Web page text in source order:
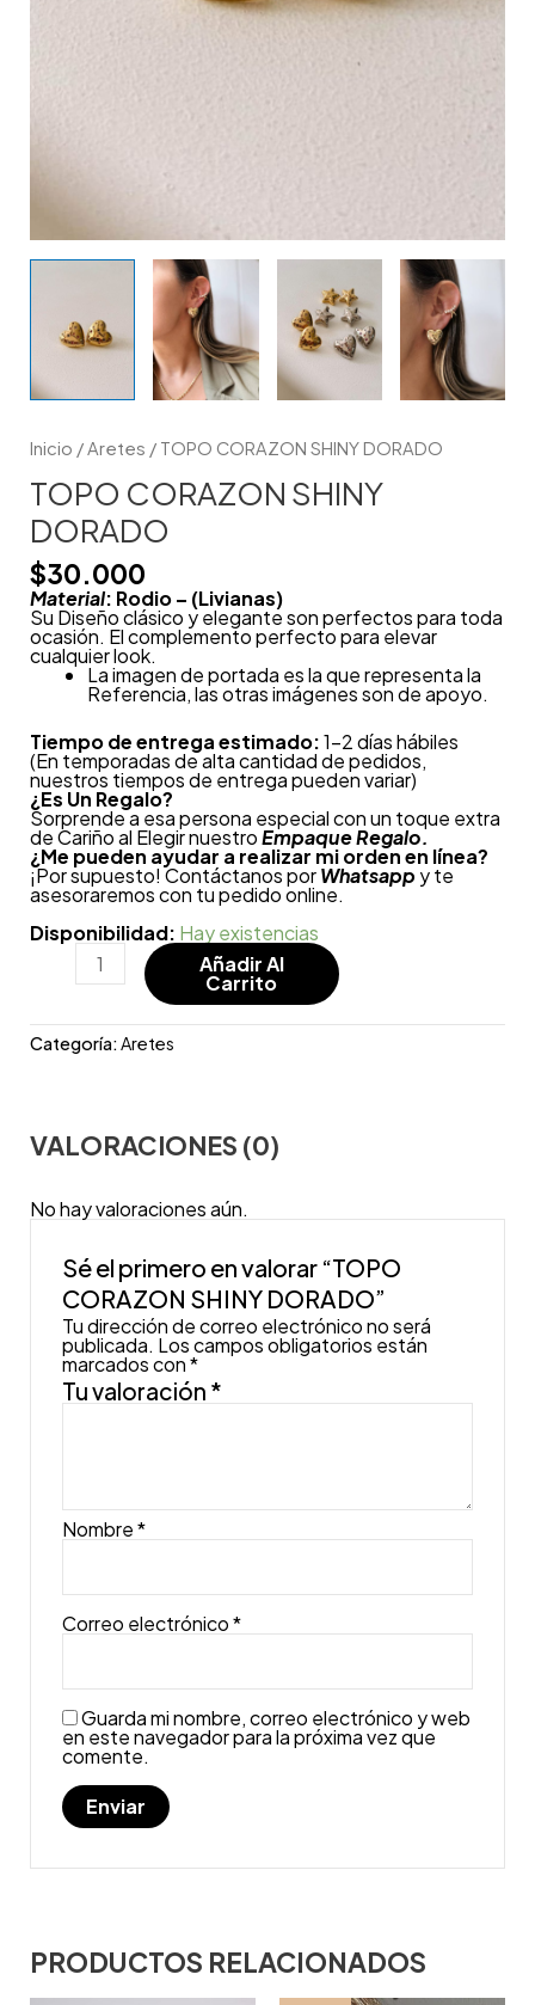
Inicio / Aretes / TOPO CORAZON SHINY DORADO
TOPO CORAZON SHINY
DORADO
$30.000
Material: Rodio – (Livianas)
Su Diseño clásico y elegante son perfectos para toda
ocasión. El complemento perfecto para elevar
cualquier look.
La imagen de portada es la que representa la
Referencia, las otras imágenes son de apoyo.
Tiempo de entrega estimado:1-2 días hábiles
(En temporadas de alta cantidad de pedidos,
nuestros tiempos de entrega pueden variar)
¿Es Un Regalo?
Sorprende a esa persona especial con un toque extra
de Cariño al Elegir nuestroEmpaque Regalo.
¿Me pueden ayudar a realizar mi orden en línea?
¡Por supuesto! Contáctanos porWhatsapp y te
asesoraremos con tu pedido online.
Disponibilidad: Hay existencias
Añadir Al
Carrito
Categoría:Aretes
VALORACIONES (0)
No hay valoraciones aún.
Sé el primero en valorar “TOPO
CORAZON SHINY DORADO”
Tu dirección de correo electrónico no será
publicada. Los campos obligatorios están
marcados con*
Tu valoración *
Nombre*
Correo electrónico*
Guarda mi nombre, correo electrónico y web
en este navegador para la próxima vez que
comente.
PRODUCTOS RELACIONADOS